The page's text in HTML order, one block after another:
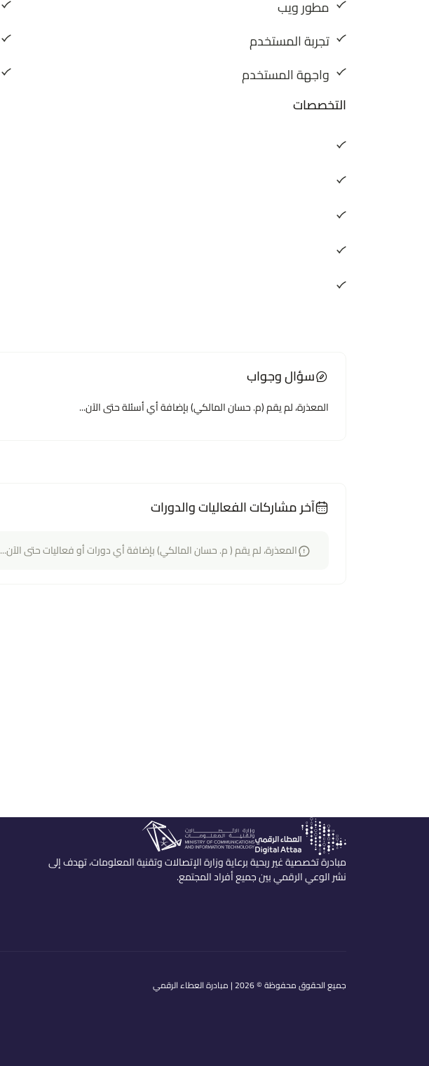
مطور ويب
تجربة المستخدم
واجهة المستخدم
التخصصات
سؤال وجواب
المعذرة، لم يقم (م. حسان المالكي) بإضافة أي أسئلة حتى الآن...
آخر مشاركات الفعاليات والدورات
المعذرة، لم يقم ( م. حسان المالكي) بإضافة أي دورات أو فعاليات حتى الآن...
مبادرة تخصصية غير ربحية برعاية وزارة الإتصالات وتقنية المعلومات، تهدف إلى
نشر الوعي الرقمي بين جميع أفراد المجتمع.
جميع الحقوق محفوظة ©2026| مبادرة العطاء الرقمي